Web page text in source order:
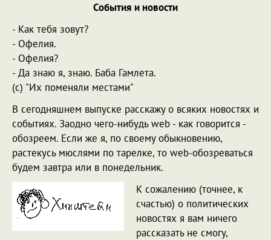
События и новости
- Как тебя зовут?
- Офелия.
- Офелия?
- Да знаю я, знаю. Баба Гамлета.
(с) "Их поменяли местами"
В сегодняшнем выпуске расскажу о всяких новостях и
событиях. Заодно чего-нибудь web - как говорится -
обозреем. Если же я, по своему обыкновению,
растекусь мюслями по тарелке, то web-обозреваться
будем завтра или в понедельник.
К сожалению (точнее, к
счастью) о политических
новостях я вам ничего
рассказать не смогу,